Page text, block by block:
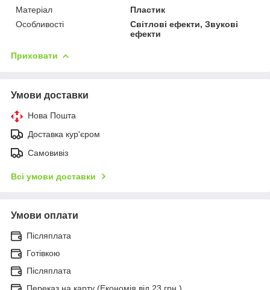
Матеріал
Пластик
Особливості
Світлові ефекти, Звукові
ефекти
Приховати
Умови доставки
Нова Пошта
Доставка кур'єром
Самовивіз
Всі умови доставки
Умови оплати
Післяплата
Готівкою
Післяплата
Переказ на карту (Економія від 23 грн.)